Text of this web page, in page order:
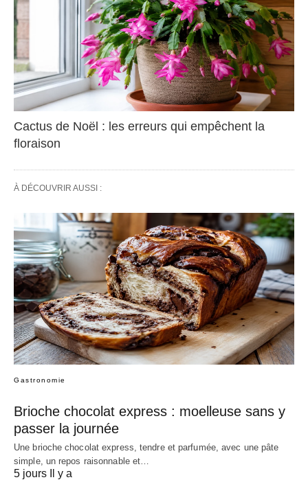
Cactus de Noël : les erreurs qui empêchent la
floraison
À DÉCOUVRIR AUSSI :
Gastronomie
Brioche chocolat express : moelleuse sans y
passer la journée
Une brioche chocolat express, tendre et parfumée, avec une pâte
simple, un repos raisonnable et…
5 jours Il y a